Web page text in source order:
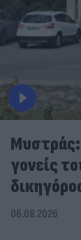
Μυστράς:
γονείς
06.08.2026